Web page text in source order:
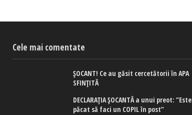
Cele mai comentate
ȘOCANT! Ce au găsit cercetătorii în APA
SFINȚITĂ
DECLARAȚIA ȘOCANTĂ a unui preot: ”Este
păcat să faci un COPIL în post”